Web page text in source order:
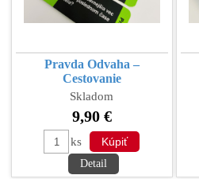
Pravda Odvaha –
Cestovanie
Skladom
9,90 €
ks
Detail